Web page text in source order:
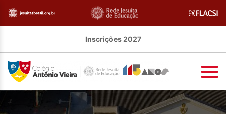
Inscrições 2027